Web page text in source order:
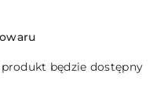
będzie dostępny